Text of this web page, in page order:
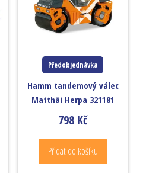
Předobjednávka
Hamm tandemový válec
Matthäi Herpa 321181
798 Kč
Přidat do košíku